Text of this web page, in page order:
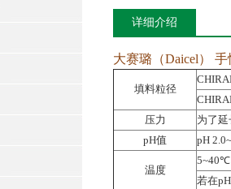
详细介绍
大赛璐（Daicel）
填料粒径
压力
为了
pH值
pH
温度
5~40℃
若在